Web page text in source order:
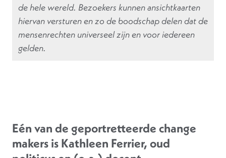
de hele wereld. Bezoekers kunnen ansichtkaarten
hiervan versturen en zo de boodschap delen dat de
mensenrechten universeel zijn en voor iedereen
gelden.
Eén van de geportretteerde change
makers is Kathleen Ferrier, oud